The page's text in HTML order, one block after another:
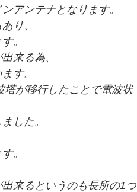
アンテナとなります。
り、
。
来る為、
す。
塔が移行したことで電波状
した。
。
来るというのも長所の1つ